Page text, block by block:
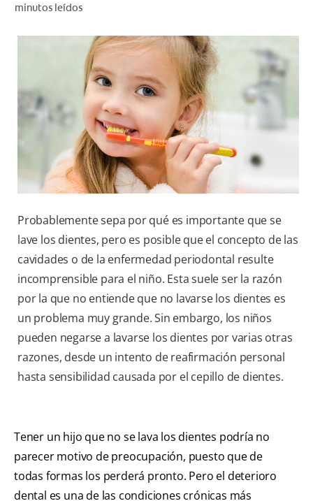
PARA PROFESIONALES
DÓNDE COMPRAR
minutos leídos
Probablemente sepa por qué es importante que se
lave los dientes, pero es posible que el concepto de las
cavidades o de la enfermedad periodontal resulte
incomprensible para el niño. Esta suele ser la razón
por la que no entiende que no lavarse los dientes es
un problema muy grande. Sin embargo, los niños
pueden negarse a lavarse los dientes por varias otras
razones, desde un intento de reafirmación personal
hasta sensibilidad causada por el cepillo de dientes.
Tener un hijo que no se lava los dientes podría no
parecer motivo de preocupación, puesto que de
todas formas los perderá pronto. Pero el deterioro
dental es una de las condiciones crónicas más